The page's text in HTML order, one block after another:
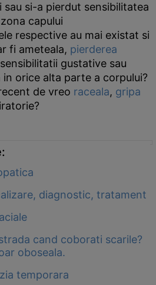
si-a pierdut sensibilitatea
capului
respective au mai existat si
fi ameteala, pierderea
gustative sau
in orice alta parte a corpului?
de vreo raceala, gripa
diagnostic, tratament
cand coborati scarile?
oboseala.
temporara